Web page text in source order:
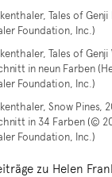
Tales of Genji
Foundation, Inc.)
Tales of Genji
in neun Farben
Foundation, Inc.)
Snow Pines,
in 34 Farben (©
Foundation, Inc.)
zu Helen